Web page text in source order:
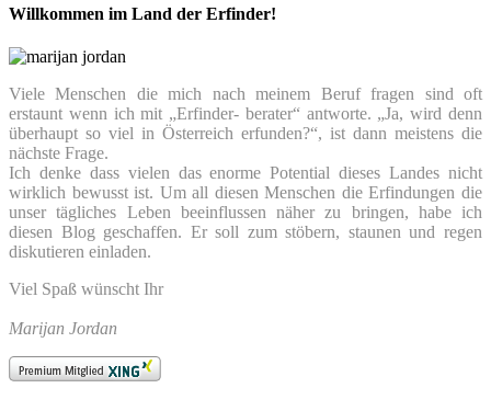
Willkommen im Land der Erfinder!
Viele Menschen die mich nach meinem Beruf fragen sind oft
erstaunt wenn ich mit „Erfinder- berater“ antworte. „Ja, wird denn
überhaupt so viel in Österreich erfunden?“, ist dann meistens die
nächste Frage.
Ich denke dass vielen das enorme Potential dieses Landes nicht
wirklich bewusst ist. Um all diesen Menschen die Erfindungen die
unser tägliches Leben beeinflussen näher zu bringen, habe ich
diesen Blog geschaffen. Er soll zum stöbern, staunen und regen
diskutieren einladen.
Viel Spaß wünscht Ihr
Marijan Jordan